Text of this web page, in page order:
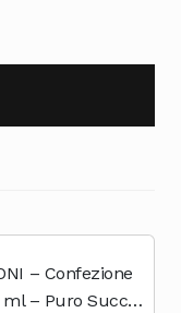
– Confezione
– Puro Succo